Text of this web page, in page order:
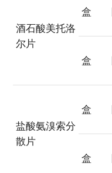
酒石酸美托洛
尔片
盒
盒
盐酸氨溴索分
散片
盒
盒